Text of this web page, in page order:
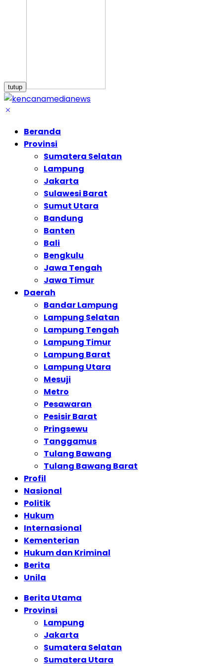
tutup
Beranda
Provinsi
Sumatera Selatan
Lampung
Jakarta
Sulawesi Barat
Sumut Utara
Bandung
Banten
Bali
Bengkulu
Jawa Tengah
Jawa Timur
Daerah
Bandar Lampung
Lampung Selatan
Lampung Tengah
Lampung Timur
Lampung Barat
Lampung Utara
Mesuji
Metro
Pesawaran
Pesisir Barat
Pringsewu
Tanggamus
Tulang Bawang
Tulang Bawang Barat
Profil
Nasional
Politik
Hukum
Internasional
Kementerian
Hukum dan Kriminal
Berita
Unila
Berita Utama
Provinsi
Lampung
Jakarta
Sumatera Selatan
Sumatera Utara